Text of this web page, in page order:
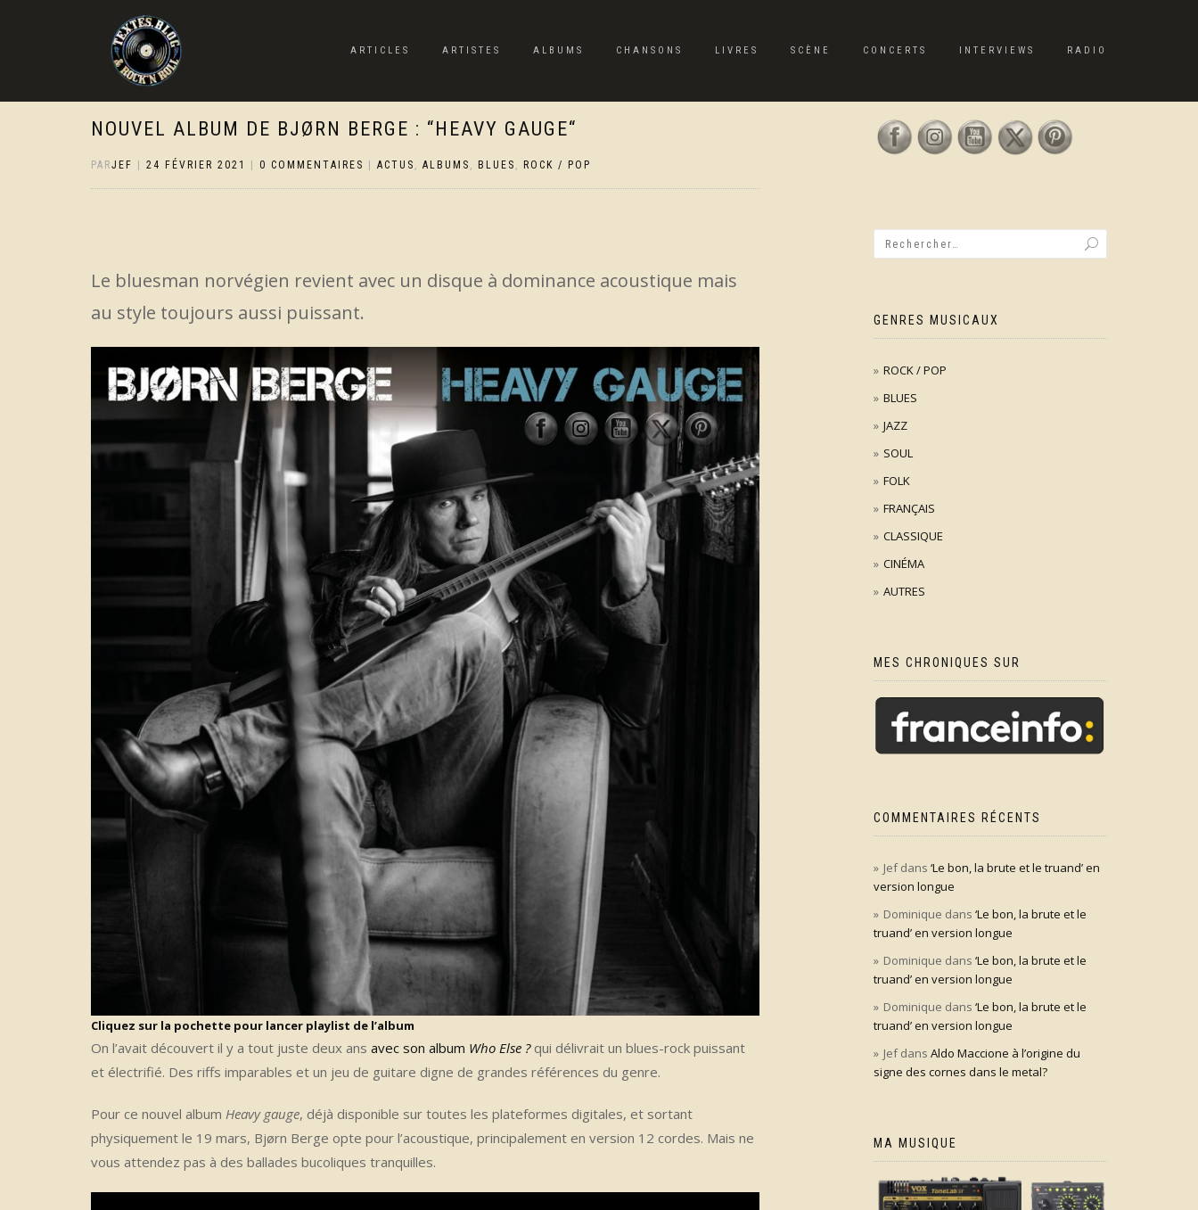
ARTICLES ARTISTES ALBUMS CHANSONS LIVRES SCÈNE CONCERTS INTERVIEWS RADIO
NOUVEL ALBUM DE BJØRN BERGE : “HEAVY GAUGE“
PARJEF 24 FÉVRIER 2021 0 COMMENTAIRES ACTUS , ALBUMS , BLUES , ROCK / POP
Le bluesman norvégien revient avec un disque à dominance acoustique mais
au style toujours aussi puissant.
Cliquez sur la pochette pour lancer playlist de l’album
On l’avait découvert il y a tout juste deux ans avec son album Who Else ?qui délivrait un blues-rock puissant
et électrifié. Des riffs imparables et un jeu de guitare digne de grandes références du genre.
Pour ce nouvel album Heavy gauge, déjà disponible sur toutes les plateformes digitales, et sortant
physiquement le 19 mars, Bjørn Berge opte pour l’acoustique, principalement en version 12 cordes. Mais ne
vous attendez pas à des ballades bucoliques tranquilles.
GENRES MUSICAUX
ROCK / POP
BLUES
JAZZ
SOUL
FOLK
FRANÇAIS
CLASSIQUE
CINÉMA
AUTRES
MES CHRONIQUES SUR
COMMENTAIRES RÉCENTS
Jefdans ‘Le bon, la brute et le truand’ en
version longue
Dominique dans ‘Le bon, la brute et le
truand’ en version longue
Dominique dans ‘Le bon, la brute et le
truand’ en version longue
Dominique dans ‘Le bon, la brute et le
truand’ en version longue
Jefdans Aldo Maccione à l’origine du
signe des cornes dans le metal?
MA MUSIQUE